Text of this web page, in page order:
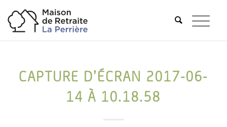
CAPTURE D’ÉCRAN 2017-06-
14 À 10.18.58